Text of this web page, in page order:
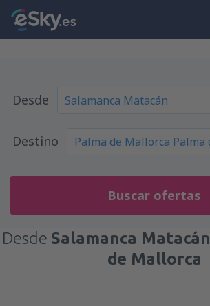
Desde
Destino
Buscar ofertas
Desde Salamanca Matacán
de Mallorca